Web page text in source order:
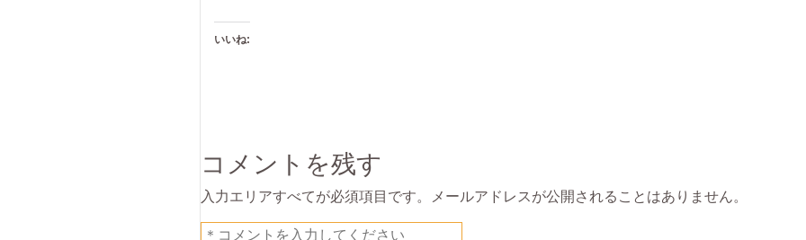
いいね:
コメントを残す
入力エリアすべてが必須項目です。メールアドレスが公開されることはありません。